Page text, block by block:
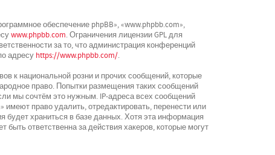
обеспечение phpBB», «www.phpbb.com»,
www.phpbb.com. Ограничения лицензии GPL для
за то, что администрация конференций
адресу https://www.phpbb.com/.
к национальной розни и прочих сообщений, которые
право. Попытки размещения таких сообщений
мы сочтём это нужным. IP-адреса всех сообщений
право удалить, отредактировать, перенести или
храниться в базе данных. Хотя эта информация
ответственна за действия хакеров, которые могут